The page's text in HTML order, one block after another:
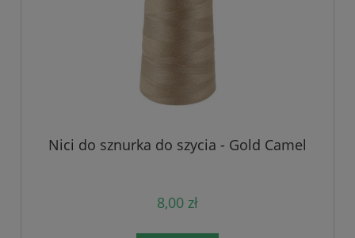
Nici do sznurka do szycia - Gold Camel
8,00 zł